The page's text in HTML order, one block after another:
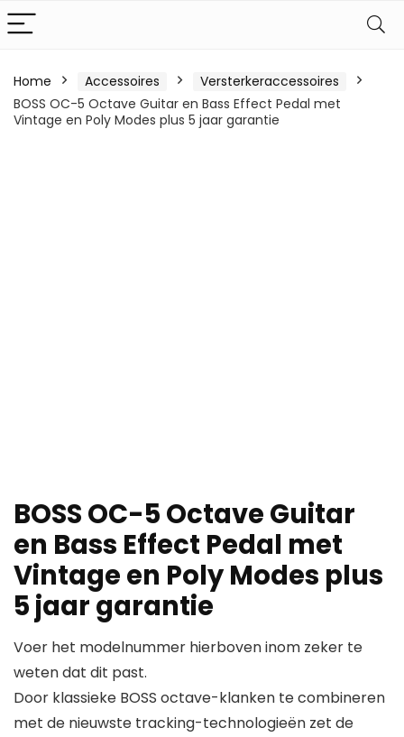
Home Accessoires
Versterkeraccessoires
BOSS OC-5 Octave Guitar en Bass Effect Pedal met
Vintage en Poly Modes plus 5 jaar garantie
BOSS OC-5 Octave Guitar
en Bass Effect Pedal met
Vintage en Poly Modes plus
5 jaar garantie
Voer het modelnummer hierboven inom zeker te
weten dat dit past.
Door klassieke BOSS octave-klanken te combineren
met de nieuwste tracking-technologieën zet de